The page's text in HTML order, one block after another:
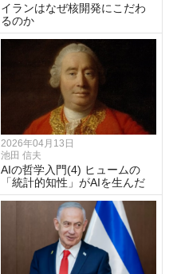
イランはなぜ核開発にこだわ
るのか
2026年04月13日
池田 信夫
AIの哲学入門(4) ヒュームの
「統計的知性」がAIを生んだ